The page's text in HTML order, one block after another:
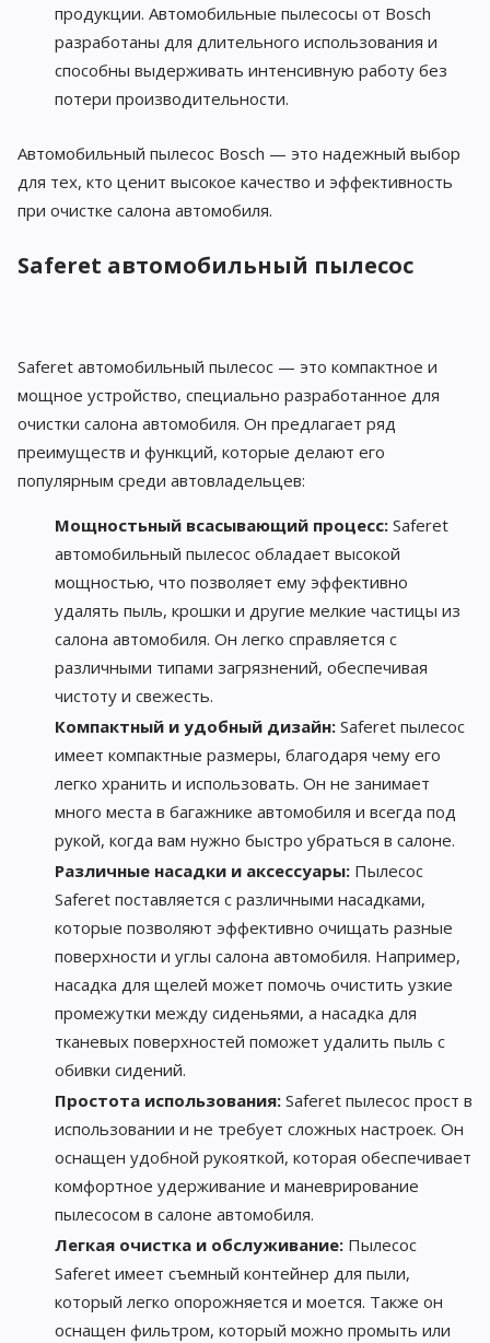
продукции. Автомобильные пылесосы от Bosch
разработаны для длительного использования и
способны выдерживать интенсивную работу без
потери производительности.
Автомобильный пылесос Bosch — это надежный выбор
для тех, кто ценит высокое качество и эффективность
при очистке салона автомобиля.
Saferet автомобильный пылесос
Saferet автомобильный пылесос — это компактное и
мощное устройство, специально разработанное для
очистки салона автомобиля. Он предлагает ряд
преимуществ и функций, которые делают его
популярным среди автовладельцев:
Мощностьный всасывающий процесс:Saferet
автомобильный пылесос обладает высокой
мощностью, что позволяет ему эффективно
удалять пыль, крошки и другие мелкие частицы из
салона автомобиля. Он легко справляется с
различными типами загрязнений, обеспечивая
чистоту и свежесть.
Компактный и удобный дизайн:Saferet пылесос
имеет компактные размеры, благодаря чему его
легко хранить и использовать. Он не занимает
много места в багажнике автомобиля и всегда под
рукой, когда вам нужно быстро убраться в салоне.
Различные насадки и аксессуары:Пылесос
Saferet поставляется с различными насадками,
которые позволяют эффективно очищать разные
поверхности и углы салона автомобиля. Например,
насадка для щелей может помочь очистить узкие
промежутки между сиденьями, а насадка для
тканевых поверхностей поможет удалить пыль с
обивки сидений.
Простота использования:Saferet пылесос прост в
использовании и не требует сложных настроек. Он
оснащен удобной рукояткой, которая обеспечивает
комфортное удерживание и маневрирование
пылесосом в салоне автомобиля.
Легкая очистка и обслуживание:Пылесос
Saferet имеет съемный контейнер для пыли,
который легко опорожняется и моется. Также он
оснащен фильтром, который можно промыть или